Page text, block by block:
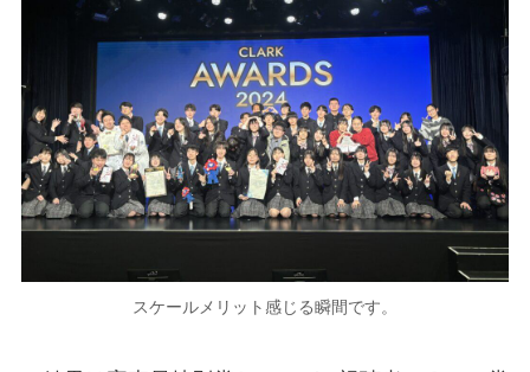
スケールメリット感じる瞬間です。